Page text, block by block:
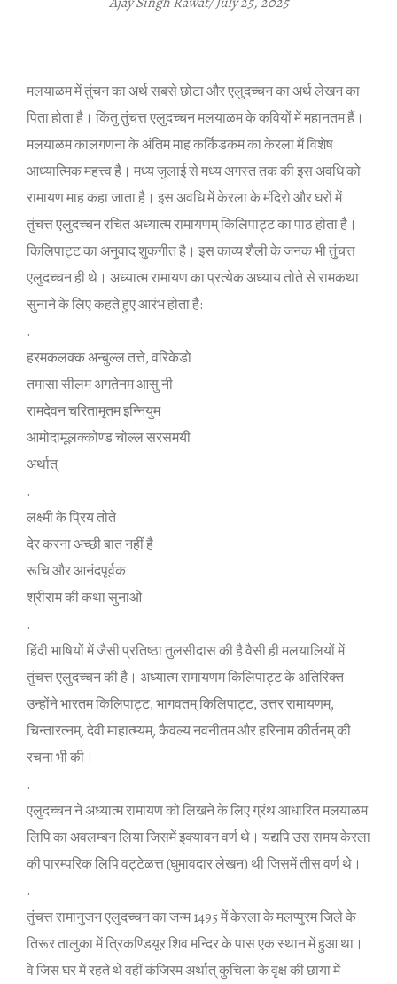
मलयाळम में तुंचन का अर्थ सबसे छोटा और एलुदच्‍चन का अर्थ लेखन का
पिता होता है। किंतु तुंचत्त एलुदच्‍चन मलयाळम के कवियों में महानतम हैं।
मलयाळम कालगणना के अंतिम माह कर्किडकम का केरला में विशेष
आध्‍यात्‍मिक महत्त्व है। मध्‍य जुलाई से मध्‍य अगस्‍त तक की इस अवधि को
रामायण माह कहा जाता है। इस अवधि में केरला के मंदिरो और घरों में
तुंचत्त एलुदच्‍चन रचित अध्‍यात्‍म रामायणम् किलिपाट्ट का पाठ होता है।
किलिपाट्ट का अनुवाद शुकगीत है। इस काव्‍य शैली के जनक भी तुंचत्त
एलुदच्‍चन ही थे। अध्‍यात्‍म रामायण का प्रत्‍येक अध्‍याय तोते से रामकथा
सुनाने के लिए कहते हुए आरंभ होता है:
.
हरमकलक्‍क अन्‍बुल्‍ल तत्ते, वरिकेडो
तमासा सीलम अगतेनम आसु नी
रामदेवन चरितामृतम इन्नियुम
आमोदामूलक्‍कोण्‍ड चोल्‍ल सरसमयी
अर्थात्
.
लक्ष्‍मी के प्रिय तोते
देर करना अच्‍छी बात नहीं है
रूचि और आनंदपूर्वक
श्रीराम की कथा सुनाओ
.
हिंदी भाषियों में जैसी प्रतिष्‍ठा तुलसीदास की है वैसी ही मलयालियों में
तुंचत्त एलुदच्‍चन की है। अध्‍यात्‍म रामायणम किलिपाट्ट के अतिरिक्‍त
उन्‍होंने भारतम किलिपाट्ट, भागवतम् किलिपाट्ट, उत्तर रामायणम्,
चिन्‍तारत्‍नम्, देवी माहात्‍म्यम्, कैवल्‍य नवनीतम और हरिनाम कीर्तनम् की
रचना भी की।
.
एलुदच्‍चन ने अध्‍यात्‍म रामायण को लिखने के लिए ग्रंथ आधारित मलयाळम
लिपि का अवलम्‍बन लिया जिसमें इक्‍यावन वर्ण थे। यद्यपि उस समय केरला
की पारम्‍परिक लिपि वट्टेळत्त (घुमावदार लेखन) थी जिसमें तीस वर्ण थे।
.
तुंचत्त रामानुजन एलुदच्‍चन का जन्‍म 1495 में केरला के मलप्‍पुरम जिले के
तिरूर तालुका में त्रिकण्‍डियूर शिव मन्‍दिर के पास एक स्‍थान में हुआ था।
वे जिस घर में रहते थे वहीं कंजिरम अर्थात् कुचिला के वृक्ष की छाया में